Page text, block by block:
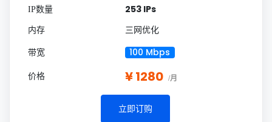
253 IPs
三网优化
100 Mbps
¥ 1280 /月
立即订购